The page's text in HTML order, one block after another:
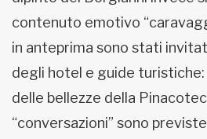
contenuto emotivo
in anteprima sono stati
degli hotel e guide turistiche:
delle bellezze della
“conversazioni” sono